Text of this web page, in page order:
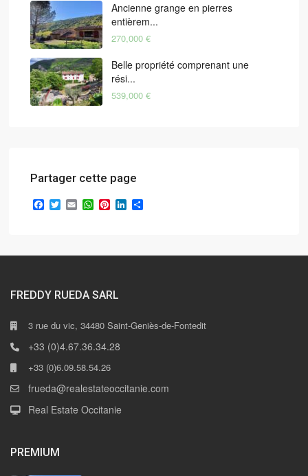
Ancienne grange en pierres
entièrem...
270,000 €
Belle propriété comprenant une
rési...
539,000 €
Partager cette page
Facebook
TwitterEmailWhatsApp
PinterestLinkedIn
FREDDY RUEDA SARL
3 rue du vic, 34480 Saint-Geniès-de-Fontedit
+33 (0)4.67.36.34.28
+33 (0)6.09.58.54.26
frueda@realestateoccitanie.com
Real Estate Occitanie
PREMIUM